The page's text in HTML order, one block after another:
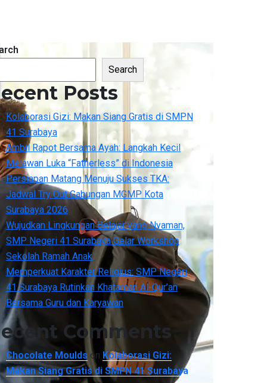
Search
Posts
Kolaborasi Gizi: Makan Siang Gratis di SMPN
41 Surabaya
Ambil Rapot Bersama Ayah: Langkah Kecil
Melawan Luka “Fatherless” di Indonesia
Persiapan Matang Menuju Sukses TKA:
Jadwal Try Out Gabungan MGMP Kota
Surabaya 2026
Wujudkan Lingkungan Belajar yang Nyaman,
SMP Negeri 41 Surabaya Gelar Workshop
Sekolah Ramah Anak
Memperkuat Karakter Religius: SMP Negeri
41 Surabaya Rutinkan Khataman Al-Qur’an
Bersama Guru dan Karyawan
Comments
Chocolate Moulds on Kolaborasi Gizi:
Makan Siang Gratis di SMPN 41 Surabaya